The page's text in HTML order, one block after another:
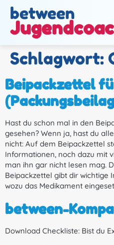
between
Schlagwort:
Beipackzettel
Hast du schon mal in den
gesehen? Wenn ja, hast du
nicht: Auf dem Beipackzettel
Informationen, noch dazu mit
man ihn gar nicht lesen mag.
Beipackzettel gibt dir wichtige
wozu das Medikament
between-
Download Checkliste: Bist du